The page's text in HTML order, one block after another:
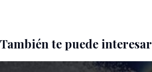
También te puede interesar